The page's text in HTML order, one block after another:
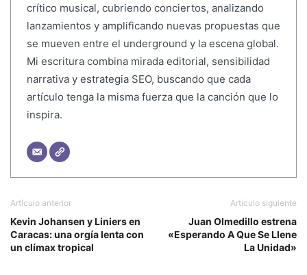
crítico musical, cubriendo conciertos, analizando
lanzamientos y amplificando nuevas propuestas que
se mueven entre el underground y la escena global.
Mi escritura combina mirada editorial, sensibilidad
narrativa y estrategia SEO, buscando que cada
artículo tenga la misma fuerza que la canción que lo
inspira.
Artículo anterior
Kevin Johansen y Liniers en
Caracas: una orgía lenta con
un clímax tropical
Artículo siguiente
Juan Olmedillo estrena
«Esperando A Que Se Llene
La Unidad»